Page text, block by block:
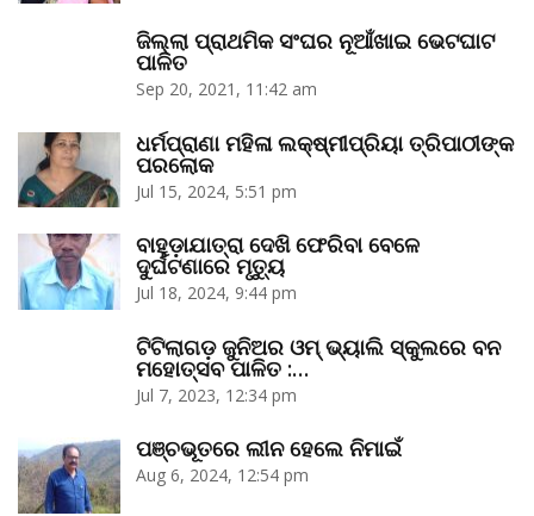
ଜିଲ୍ଲା ପ୍ରାଥମିକ ସଂଘର ନୂଆଁଖାଇ ଭେଟଘାଟ
ପାଳିତ
Sep 20, 2021, 11:42 am
ଧର୍ମପ୍ରାଣା ମହିଳା ଲକ୍ଷ୍ମୀପ୍ରିୟା ତ୍ରିପାଠୀଙ୍କ
ପରଲୋକ
Jul 15, 2024, 5:51 pm
ବାହୁଡ଼ାଯାତ୍ରା ଦେଖି ଫେରିବା ବେଳେ
ଦୁର୍ଘଟଣାରେ ମୃତ୍ୟୁ
Jul 18, 2024, 9:44 pm
ଟିଟିଲାଗଡ଼ ଜୁନିଅର ଓମ୍‌ ଭ୍ୟାଲି ସ୍କୁଲରେ ବନ
ମହୋତ୍ସବ ପାଳିତ :…
Jul 7, 2023, 12:34 pm
ପଞ୍ଚଭୂତରେ ଲୀନ ହେଲେ ନିମାଇଁ
Aug 6, 2024, 12:54 pm